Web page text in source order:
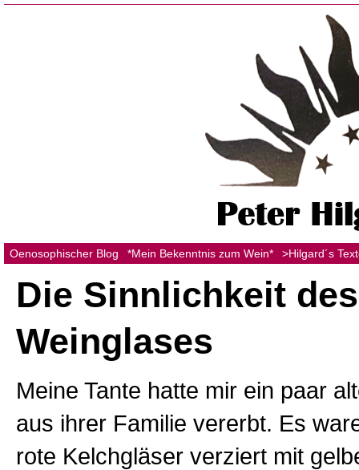
Oenosophischer Blog *Mein Bekenntnis zum Wein* >Hilgard´s
Die Sinnlichkeit des
Weinglases
Meine Tante hatte mir ein paar
aus ihrer Familie vererbt. Es
rote Kelchgläser verziert mit